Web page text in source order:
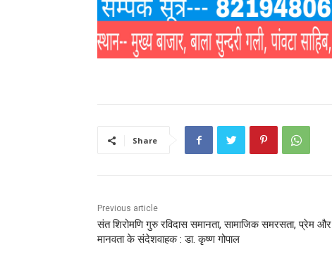
Share
Previous article
संत शिरोमणि गुरु रविदास समानता, सामाजिक समरसता, प्रेम और
मानवता के संदेशवाहक : डा. कृष्ण गोपाल